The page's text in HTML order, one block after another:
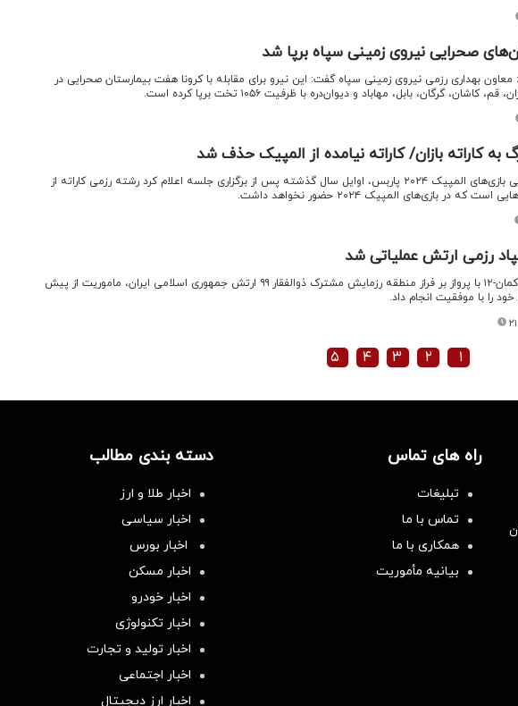
صحرایی نیروی زمینی سپاه برپا شد
: معاون بهداری رزمی نیروی زمینی سپاه گفت: این نیرو برای مقابله با کرونا هفت بیمارستان صحرایی در
کاشان، گرگان، بابل، مهاباد و دیوان‌دره با ظرفیت ۱۰۵۶ تخت برپا کرده است.
به کاراته بازان/ کاراته نیامده از المپیک حذف شد
کمیته اجرایی بازی‌های المپیک ۲۰۲۴ پاربس، اوایل سال گذشته پس از برگزاری جلسه اعلام کرد رشته رزمی کاراته از
که در بازی‌های المپیک ۲۰۲۴ حضور نخواهد داشت.
رزمی ارتش عملیاتی شد
پهپاد رزمی کمان-۱۲ با پرواز بر فراز منطقه رزمایش مشترک ذوالفقار ۹۹ ارتش جمهوری اسلامی ایران، ماموریت از پیش
را با موفقیت انجام داد.
۱ ۲ ۳ ۴ ۵
راه های تماس
تبلیغات
تماس با ما
همکاری با ما
بیانیه مأموریت
دسته بندی مطالب
اخبار طلا و ارز
اخبار سیاسی
اخبار بورس
اخبار مسکن
اخبار خودرو
اخبار تکنولوژی
اخبار تولید و تجارت
اخبار اجتماعی
اخبار ارز دیجیتال